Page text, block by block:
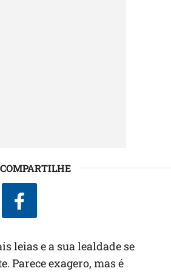
COMPARTILHE
leias e a sua lealdade se
Parece exagero, mas é